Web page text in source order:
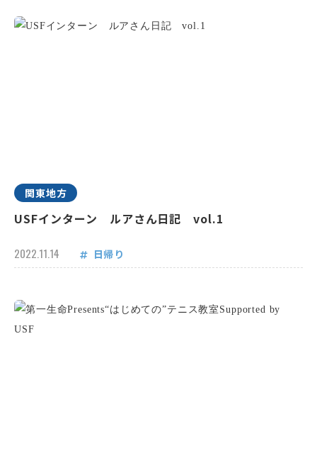
関東地方
USFインターン ルアさん日記 vol.1
2022.11.14 日帰り